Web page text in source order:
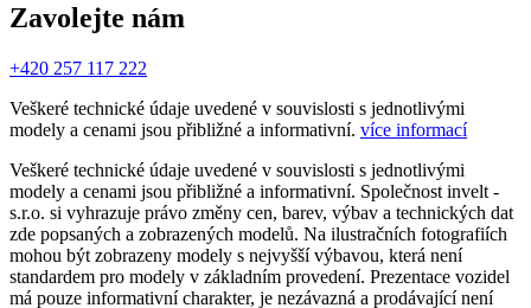
Zavolejte nám
+420 257 117 222
Veškeré technické údaje uvedené v souvislosti s jednotlivými
modely a cenami jsou přibližné a informativní. více informací
Veškeré technické údaje uvedené v souvislosti s jednotlivými
modely a cenami jsou přibližné a informativní. Společnost invelt -
s.r.o. si vyhrazuje právo změny cen, barev, výbav a technických dat
zde popsaných a zobrazených modelů. Na ilustračních fotografiích
mohou být zobrazeny modely s nejvyšší výbavou, která není
standardem pro modely v základním provedení. Prezentace vozidel
má pouze informativní charakter, je nezávazná a prodávající není